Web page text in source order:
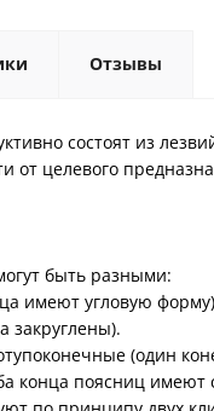
Отзывы
состоят из
целевого
быть разными:
имеют угловую
закруглены).
(один
конца поясниц имеют